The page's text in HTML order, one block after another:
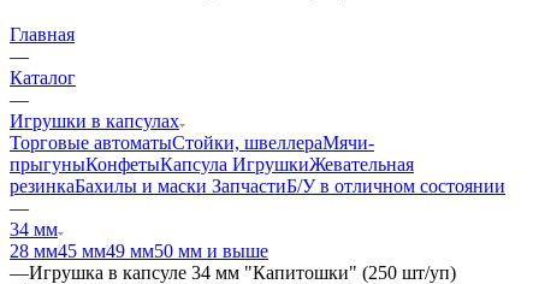
Главная
—
Каталог
—
Игрушки в капсулах
Торговые автоматыСтойки, швеллераМячи-
прыгуныКонфетыКапсула ИгрушкиЖевательная
резинкаБахилы и маски ЗапчастиБ/У в отличном состоянии
—
34 мм
28 мм45 мм49 мм50 мм и выше
—Игрушка в капсуле 34 мм "Капитошки" (250 шт/уп)